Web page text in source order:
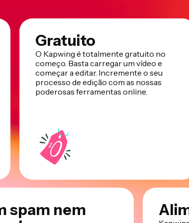
Gratuito
O Kapwing é totalmente gratuito no
começo. Basta carregar um vídeo e
começar a editar. Incremente o seu
processo de edição com as nossas
poderosas ferramentas online.
spam nem